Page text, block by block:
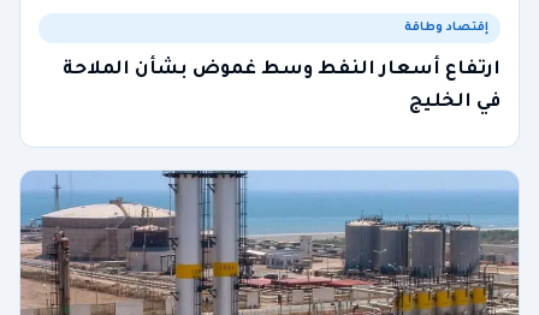
إقتصاد وطاقة
ارتفاع أسعار النفط وسط غموض بشأن الملاحة
في الخليج